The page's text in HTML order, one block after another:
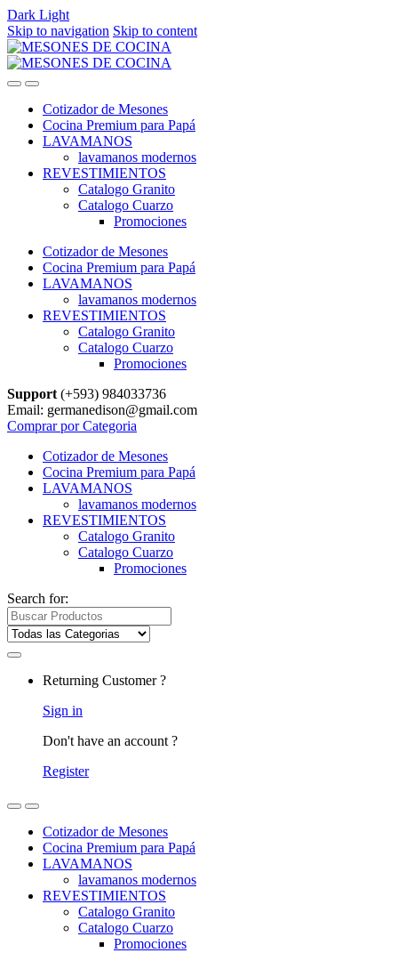
Dark Light
Skip to navigation Skip to content
Cotizador de Mesones
Cocina Premium para Papá
LAVAMANOS
lavamanos modernos
REVESTIMIENTOS
Catalogo Granito
Catalogo Cuarzo
Promociones
Cotizador de Mesones
Cocina Premium para Papá
LAVAMANOS
lavamanos modernos
REVESTIMIENTOS
Catalogo Granito
Catalogo Cuarzo
Promociones
Support (+593) 984033736
Email: germanedison@gmail.com
Comprar por Categoria
Cotizador de Mesones
Cocina Premium para Papá
LAVAMANOS
lavamanos modernos
REVESTIMIENTOS
Catalogo Granito
Catalogo Cuarzo
Promociones
Search for:
Returning Customer ?
Sign in
Don't have an account ?
Register
Cotizador de Mesones
Cocina Premium para Papá
LAVAMANOS
lavamanos modernos
REVESTIMIENTOS
Catalogo Granito
Catalogo Cuarzo
Promociones